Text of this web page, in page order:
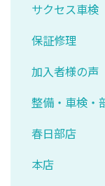
サクセス車検
保証修理
加入者様の声
整備・車検・
春日部店
本店